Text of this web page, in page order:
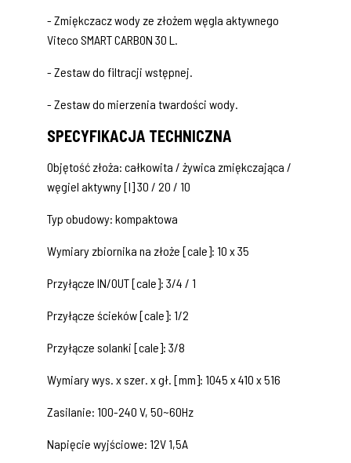
- Zmiękczacz wody ze złożem węgla aktywnego
Viteco SMART CARBON 30 L.
- Zestaw do filtracji wstępnej.
- Zestaw do mierzenia twardości wody.
SPECYFIKACJA TECHNICZNA
Objętość złoża: całkowita / żywica zmiękczająca /
węgiel aktywny [l] 30 / 20 / 10
Typ obudowy: kompaktowa
Wymiary zbiornika na złoże [cale]: 10 x 35
Przyłącze IN/OUT [cale]: 3/4 / 1
Przyłącze ścieków [cale]: 1/2
Przyłącze solanki [cale]: 3/8
Wymiary wys. x szer. x gł. [mm]: 1045 x 410 x 516
Zasilanie: 100-240 V, 50~60Hz
Napięcie wyjściowe: 12V 1,5A